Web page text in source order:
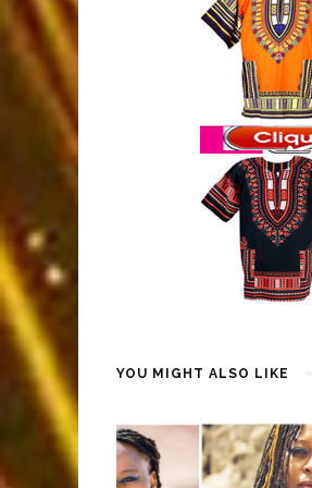
YOU MIGHT ALSO LIKE